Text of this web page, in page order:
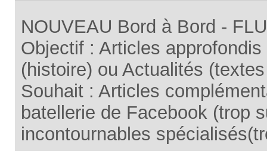
NOUVEAU Bord à Bord -
Objectif : Articles
(histoire) ou Actualités
Souhait : Articles
batellerie de Facebook (trop
incontournables